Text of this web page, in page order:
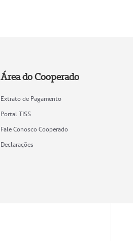
Área do Cooperado
Extrato de Pagamento
Portal TISS
Fale Conosco Cooperado
Declarações